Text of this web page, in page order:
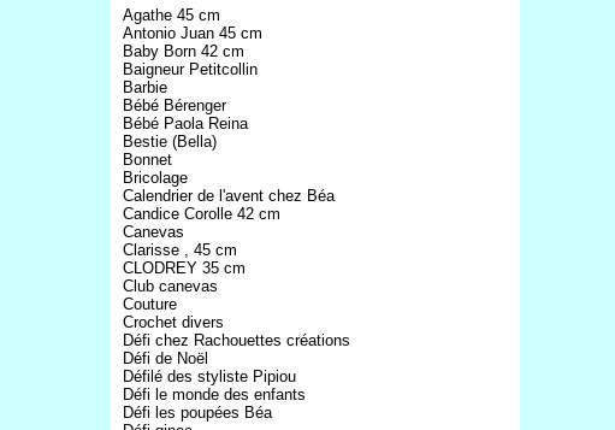
Agathe 45 cm
Antonio Juan 45 cm
Baby Born 42 cm
Baigneur Petitcollin
Barbie
Bébé Bérenger
Bébé Paola Reina
Bestie (Bella)
Bonnet
Bricolage
Calendrier de l'avent chez Béa
Candice Corolle 42 cm
Canevas
Clarisse , 45 cm
CLODREY 35 cm
Club canevas
Couture
Crochet divers
Défi chez Rachouettes créations
Défi de Noël
Défilé des styliste Pipiou
Défi le monde des enfants
Défi les poupées Béa